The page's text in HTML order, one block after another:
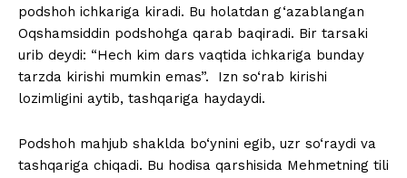
podshoh ichkariga kiradi. Bu holatdan g‘azablangan
Oqshamsiddin podshohga qarab baqiradi. Bir tarsaki
urib deydi: “Hech kim dars vaqtida ichkariga bunday
tarzda kirishi mumkin emas”. Izn so‘rab kirishi
lozimligini aytib, tashqariga haydaydi.
Podshoh mahjub shaklda bo‘ynini egib, uzr so‘raydi va
tashqariga chiqadi. Bu hodisa qarshisida Mehmetning tili